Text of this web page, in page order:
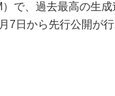
）で、過去最高の生
7日から先行公開が行